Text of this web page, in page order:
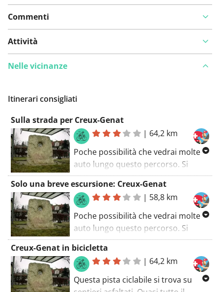
Commenti
Attività
Nelle vicinanze
Itinerari consigliati
Sulla strada per Creux-Genat
| 64,2 km
Poche possibilità che vedrai molte
auto lungo questo percorso. Si
guida molto su strade cementate e
asfaltate. Questo tour non è
certamente piatto ovunque. Un
percorso che sicuramente ti
affascinerà. Quasi dimenticato, ti
fermerai sicuramente a Creux-
Genat.
Solo una breve escursione: Creux-Genat
| 58,8 km
Poche possibilità che vedrai molte
auto lungo questo percorso. Si
guida molto su strade cementate e
asfaltate. Questo percorso otterrà
sicuramente 9 punti su 10! Quasi
dimenticato, ti fermerai
sicuramente a Creux-Genat. Prenditi
Creux-Genat in bicicletta
| 64,2 km
Questa pista ciclabile si trova su